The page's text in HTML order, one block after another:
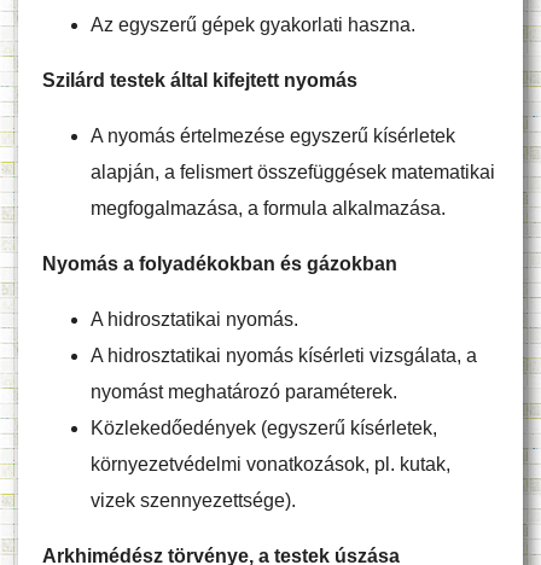
Az egyszerű gépek gyakorlati haszna.
Szilárd testek által kifejtett nyomás
A nyomás értelmezése egyszerű kísérletek
alapján, a felismert összefüggések matematikai
megfogalmazása, a formula alkalmazása.
Nyomás a folyadékokban és gázokban
A hidrosztatikai nyomás.
A hidrosztatikai nyomás kísérleti vizsgálata, a
nyomást meghatározó paraméterek.
Közlekedőedények (egyszerű kísérletek,
környezetvédelmi vonatkozások, pl. kutak,
vizek szennyezettsége).
Arkhimédész törvénye, a testek úszása